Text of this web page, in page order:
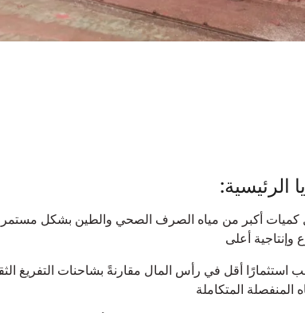
الرئيسية:
كميات أكبر من مياه الصرف الصحي والطين بشكل مستمر -
وإنتاجية أعلى
استثمارًا أقل في رأس المال مقارنةً بشاحنات التفريغ
المنفصلة المتكاملة